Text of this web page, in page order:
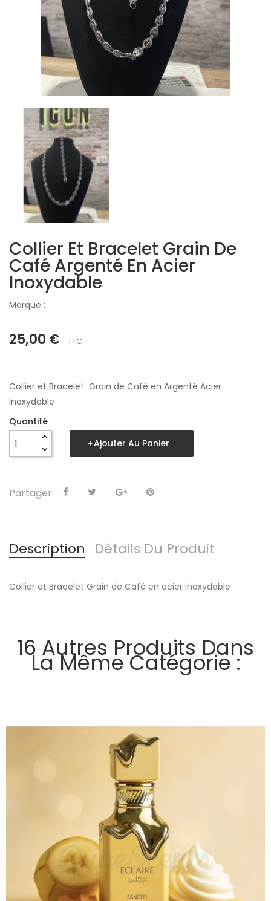
Collier Et Bracelet Grain De
Café Argenté En Acier
Inoxydable
Marque :
25,00 € TTC
Collier et Bracelet Grain de Café en Argenté Acier
Inoxydable
Quantité
Ajouter Au Panier
Partager
Description Détails Du Produit
Collier et Bracelet Grain de Café en acier inoxydable
16 Autres Produits Dans
La Même Catégorie :